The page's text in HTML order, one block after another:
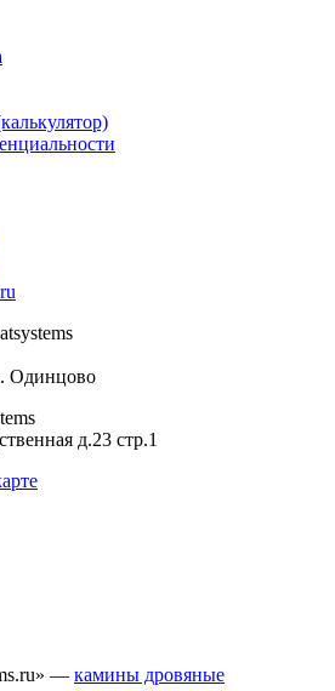
Одинцово
д.23 стр.1
— камины дровяные